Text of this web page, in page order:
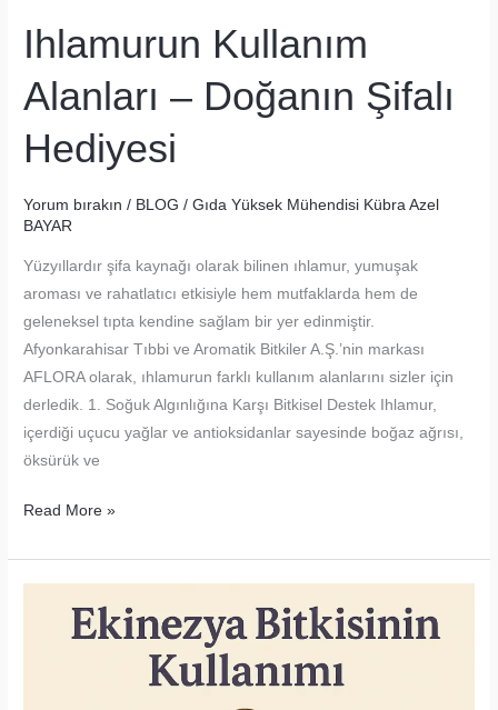
Ihlamurun Kullanım
Alanları – Doğanın Şifalı
Hediyesi
Yorum bırakın / BLOG /Gıda Yüksek Mühendisi Kübra Azel
BAYAR
Yüzyıllardır şifa kaynağı olarak bilinen ıhlamur, yumuşak
aroması ve rahatlatıcı etkisiyle hem mutfaklarda hem de
geleneksel tıpta kendine sağlam bir yer edinmiştir.
Afyonkarahisar Tıbbi ve Aromatik Bitkiler A.Ş.’nin markası
AFLORA olarak, ıhlamurun farklı kullanım alanlarını sizler için
derledik. 1. Soğuk Algınlığına Karşı Bitkisel Destek Ihlamur,
içerdiği uçucu yağlar ve antioksidanlar sayesinde boğaz ağrısı,
öksürük ve
Ihlamurun
Alanları
Doğanın
Read More »